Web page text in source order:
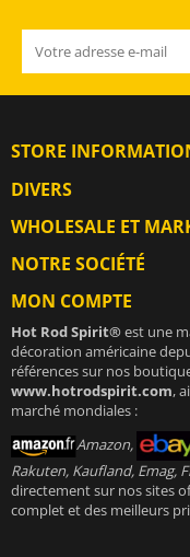
STORE
DIVERS
WHOLESALE ET
NOTRE SOCIÉTÉ
MON COMPTE
Hot Rod Spirit®est une
décoration américaine
références sur nos
www.hotrodspirit.com,
marché mondiales :
Amazon,
Rakuten, Kaufland, Emag,
directement sur nos sites
complet et des meilleurs